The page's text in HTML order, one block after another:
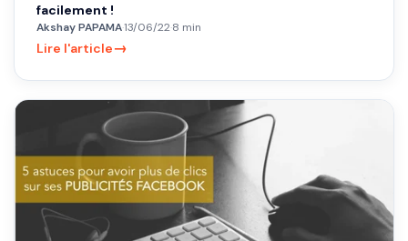
facilement !
Akshay PAPAMA·13/06/22·8 min
Lire l'article→